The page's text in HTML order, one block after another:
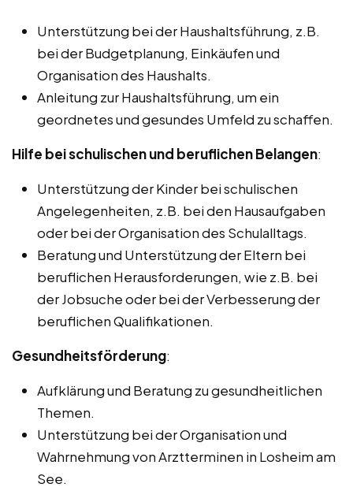
Unterstützung bei der Haushaltsführung, z.B.
bei der Budgetplanung, Einkäufen und
Organisation des Haushalts.
Anleitung zur Haushaltsführung, um ein
geordnetes und gesundes Umfeld zu schaffen.
Hilfe bei schulischen und beruflichen Belangen:
Unterstützung der Kinder bei schulischen
Angelegenheiten, z.B. bei den Hausaufgaben
oder bei der Organisation des Schulalltags.
Beratung und Unterstützung der Eltern bei
beruflichen Herausforderungen, wie z.B. bei
der Jobsuche oder bei der Verbesserung der
beruflichen Qualifikationen.
Gesundheitsförderung:
Aufklärung und Beratung zu gesundheitlichen
Themen.
Unterstützung bei der Organisation und
Wahrnehmung von Arztterminen in Losheim am
See.